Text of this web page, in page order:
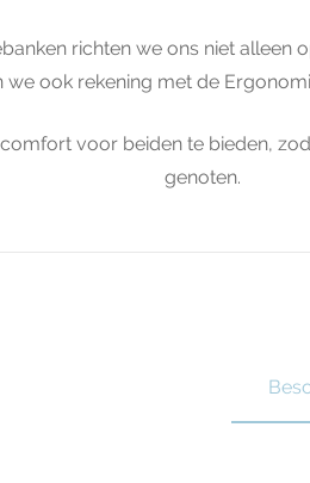
richten we ons niet
we ook rekening met de
voor beiden te bieden,
genoten.